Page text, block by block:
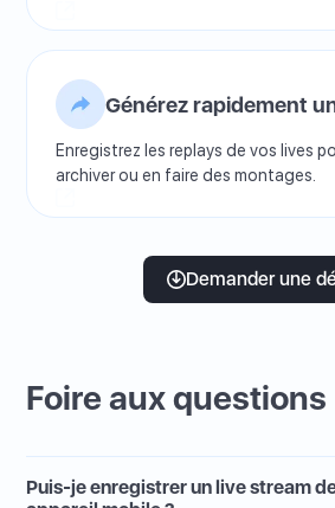
Générez rapidement
Enregistrez les replays de vos lives
archiver ou en faire des montages.
Demander une
Foire aux questions
Puis-je enregistrer un live stream